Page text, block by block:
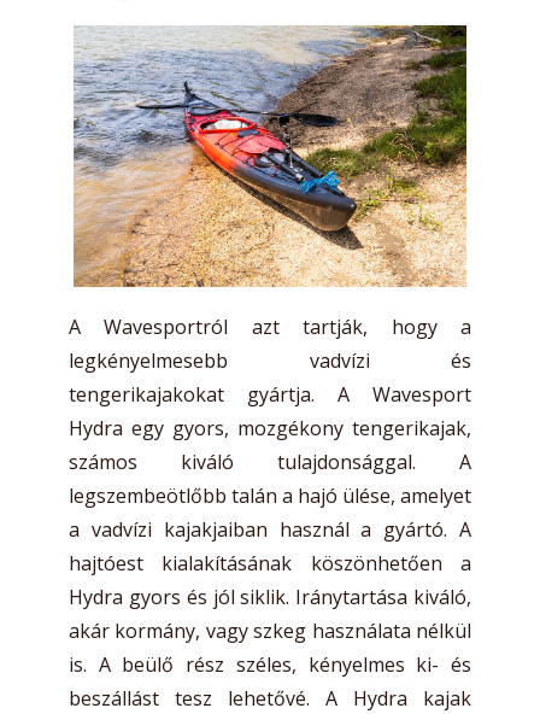
A Wavesportról azt tartják, hogy a
legkényelmesebb vadvízi és
tengerikajakokat gyártja. A Wavesport
Hydra egy gyors, mozgékony tengerikajak,
számos kiváló tulajdonsággal. A
legszembeötlőbb talán a hajó ülése, amelyet
a vadvízi kajakjaiban használ a gyártó. A
hajtóest kialakításának köszönhetően a
Hydra gyors és jól siklik. Iránytartása kiváló,
akár kormány, vagy szkeg használata nélkül
is. A beülő rész széles, kényelmes ki- és
beszállást tesz lehetővé. A Hydra kajak